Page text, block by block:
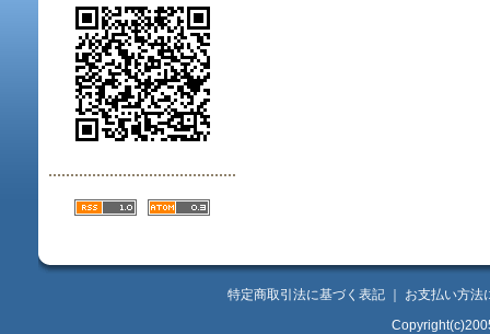
特定商取引法に基づく表記
お支払い方法